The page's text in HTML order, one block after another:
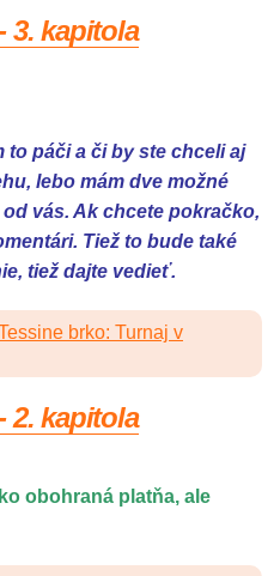
3. kapitola
to páči a či by ste chceli aj
lebo mám dve možné
vás. Ak chcete pokračko,
Tiež to bude také
tiež dajte vedieť.
brko: Turnaj v
2. kapitola
obohraná platňa, ale